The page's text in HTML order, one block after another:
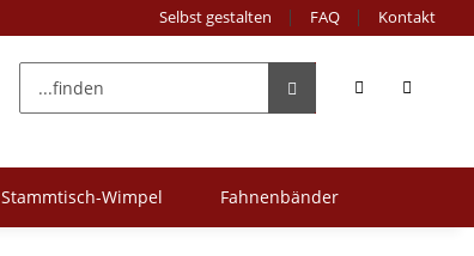
Selbst gestalten FAQ Kontakt
Stammtisch-Wimpel Fahnenbänder